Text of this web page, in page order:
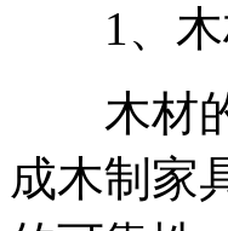
1、木
木材的
成木制家